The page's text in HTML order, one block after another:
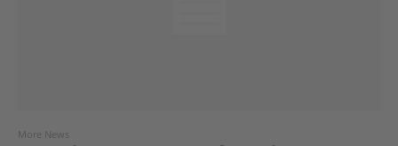
More News